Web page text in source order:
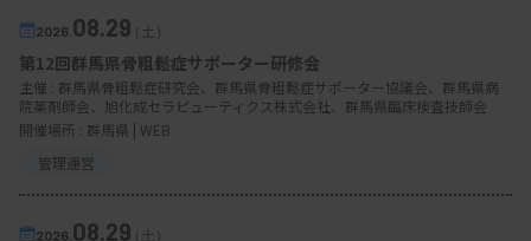
2026. 08.29（土）
第12回群馬県骨粗鬆症サポーター研修会
主催 : 群馬県骨粗鬆症研究会、群馬県骨粗鬆症サポーター協議会、群馬県病
院薬剤師会、旭化成セラピューティクス株式会社、群馬県臨床検査技師会
開催場所 : 群馬県 | WEB
管理運営
2026. 08.29（土）